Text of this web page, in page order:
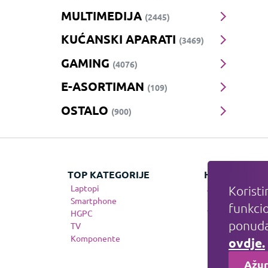
MULTIMEDIJA (2445)
KUĆANSKI APARATI (3469)
GAMING (4076)
E-ASORTIMAN (109)
OSTALO (900)
ovdje.
TOP KATEGORIJE
Laptopi
Smartphone
HGPC
TV
Komponente
HIT
Apple
Gaming
Telefonija